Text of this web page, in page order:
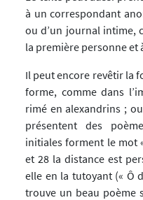
à un correspondant
ou d’un journal intime,
la première personne et
Il peut encore revêtir la
forme, comme dans
rimé en alexandrins ;
présentent des
initiales forment le mot
et 28 la distance est
elle en la tutoyant (« Ô
trouve un beau poème